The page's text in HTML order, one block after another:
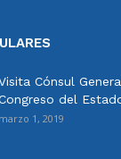
Cónsul
del
marzo 1, 2019